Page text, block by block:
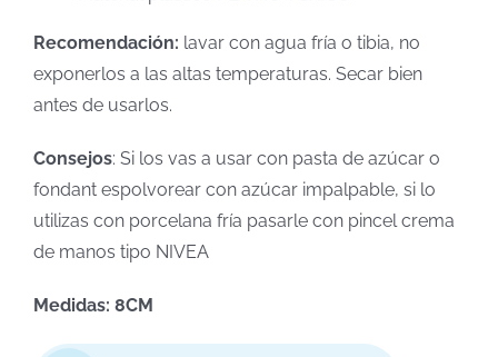
Recomendación: lavar con agua fría o tibia, no
exponerlos a las altas temperaturas. Secar bien
antes de usarlos.
Consejos: Si los vas a usar con pasta de azúcar o
fondant espolvorear con azúcar impalpable, si lo
utilizas con porcelana fría pasarle con pincel crema
de manos tipo NIVEA
Medidas: 8CM